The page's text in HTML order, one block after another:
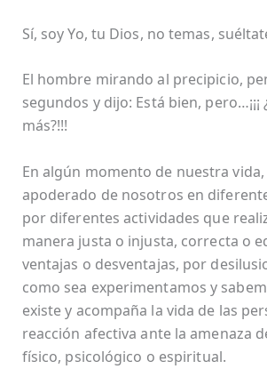
Sí, soy Yo, tu Dios, no temas,
El hombre mirando al precipicio,
segundos y dijo: Está bien, pero…¡¡¡
más?!!!
En algún momento de nuestra
apoderado de nosotros en
por diferentes actividades que
manera justa o injusta, correcta o
ventajas o desventajas, por
como sea experimentamos y
existe y acompaña la vida de las
reacción afectiva ante la amenaza
físico, psicológico o espiritual.